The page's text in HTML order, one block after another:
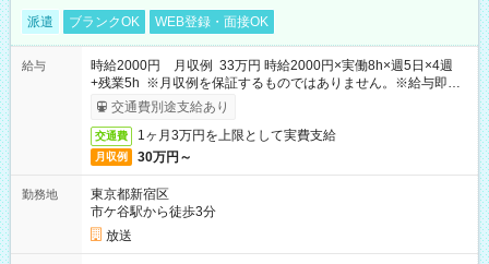
派遣 ブランクOK WEB登録・面接OK
給与
時給2000円 月収例 33万円 時給2000円×実働8h×週5日×4週
+残業5h ※月収例を保証するものではありません。※給与即受
取りサービス利用可（利用条件有）
交通費別途支給あり
交通費 1ヶ月3万円を上限として実費支給
月収例 30万円～
勤務地
東京都新宿区
市ケ谷駅から徒歩3分
放送